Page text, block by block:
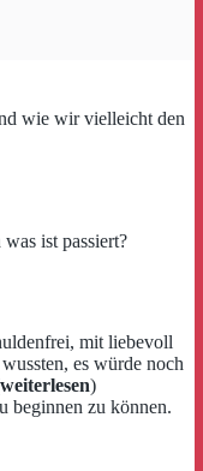
wie wir vielleicht den
ist passiert?
mit liebevoll
es würde noch
weiterlesen)
beginnen zu können.